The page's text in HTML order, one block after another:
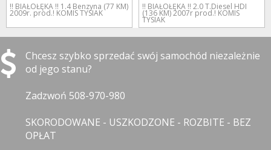
!! BIAŁOŁĘKA !! 1.4 Benzyna (77 KM)
2009r. prod.! KOMIS TYSIAK
!! BIAŁOŁĘKA !! 2.0 T.Diesel HDI
(136 KM) 2007r prod.! KOMIS
TYSIAK
Chcesz szybko sprzedać swój samochód niezależnie
od jego stanu?
Zadzwoń 508-970-980
SKORODOWANE - USZKODZONE - ROZBITE - BEZ
OPŁAT